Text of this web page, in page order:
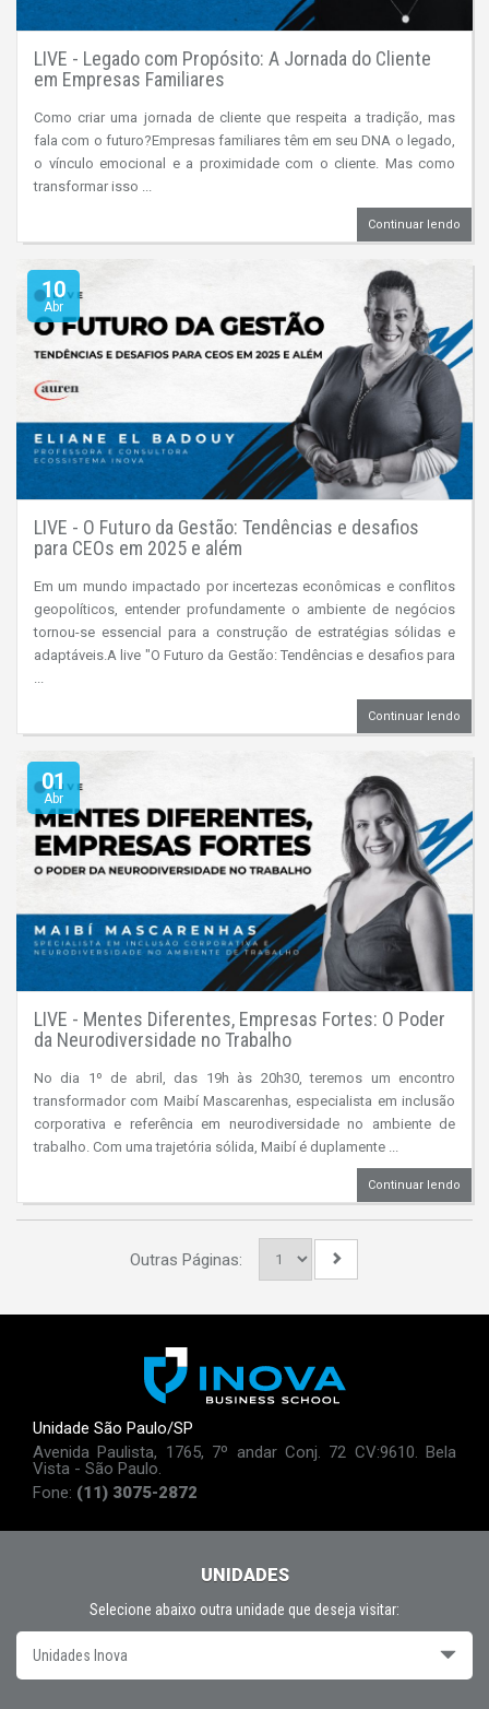
LIVE - Legado com Propósito: A Jornada do Cliente
em Empresas Familiares
Como criar uma jornada de cliente que respeita a tradição, mas
fala com o futuro?Empresas familiares têm em seu DNA o legado,
o vínculo emocional e a proximidade com o cliente. Mas como
transformar isso ...
Continuar lendo
10
Abr
LIVE - O Futuro da Gestão: Tendências e desafios
para CEOs em 2025 e além
Em um mundo impactado por incertezas econômicas e conflitos
geopolíticos, entender profundamente o ambiente de negócios
tornou-se essencial para a construção de estratégias sólidas e
adaptáveis.A live "O Futuro da Gestão: Tendências e desafios para
...
Continuar lendo
01
Abr
LIVE - Mentes Diferentes, Empresas Fortes: O Poder
da Neurodiversidade no Trabalho
No dia 1º de abril, das 19h às 20h30, teremos um encontro
transformador com Maibí Mascarenhas, especialista em inclusão
corporativa e referência em neurodiversidade no ambiente de
trabalho. Com uma trajetória sólida, Maibí é duplamente ...
Continuar lendo
Outras Páginas:
Unidade São Paulo/SP
Avenida Paulista, 1765, 7º andar Conj. 72 CV:9610. Bela
Vista - São Paulo.
Fone: (11) 3075-2872
UNIDADES
Selecione abaixo outra unidade que deseja visitar:
Unidades Inova